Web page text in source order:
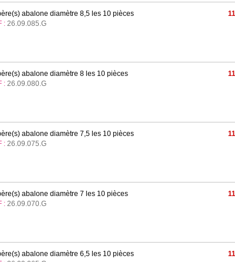
abalone diamètre 8,5 les 10 pièces
: 26.09.085.G
abalone diamètre 8 les 10 pièces
: 26.09.080.G
abalone diamètre 7,5 les 10 pièces
: 26.09.075.G
abalone diamètre 7 les 10 pièces
: 26.09.070.G
abalone diamètre 6,5 les 10 pièces